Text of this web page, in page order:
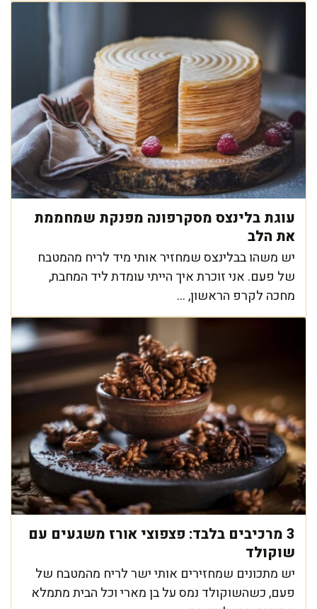
עוגת בלינצס מסקרפונה מפנקת שמחממת
את הלב
יש משהו בבלינצס שמחזיר אותי מיד לריח מהמטבח
של פעם. אני זוכרת איך הייתי עומדת ליד המחבת,
מחכה לקרפ הראשון, ...
3 מרכיבים בלבד: פצפוצי אורז משגעים עם
שוקולד
יש מתכונים שמחזירים אותי ישר לריח מהמטבח של
פעם, כשהשוקולד נמס על בן מארי וכל הבית מתמלא